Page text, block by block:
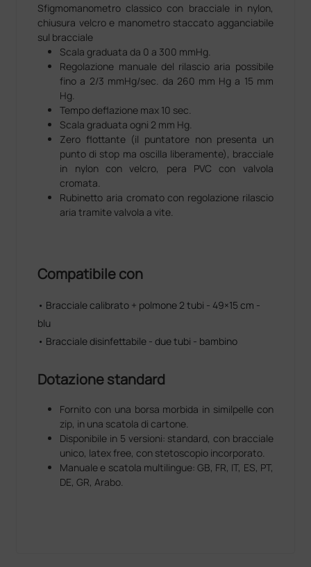
Sfigmomanometro classico con bracciale in nylon,
chiusura velcro e manometro staccato agganciabile
sul bracciale
Scala graduata da 0 a 300 mmHg.
Regolazione manuale del rilascio aria possibile
fino a 2/3 mmHg/sec. da 260 mm Hg a 15 mm
Hg.
Tempo deflazione max 10 sec.
Scala graduata ogni 2 mm Hg.
Zero flottante (il puntatore non presenta un
punto di stop ma oscilla liberamente), bracciale
in nylon con velcro, pera PVC con valvola
cromata.
Rubinetto aria cromato con regolazione rilascio
aria tramite valvola a vite.
Compatibile con
• Bracciale calibrato + polmone 2 tubi - 49×15 cm -
blu
• Bracciale disinfettabile - due tubi - bambino
Dotazione standard
Fornito con una borsa morbida in similpelle con
zip, in una scatola di cartone.
Disponibile in 5 versioni: standard, con bracciale
unico, latex free, con stetoscopio incorporato.
Manuale e scatola multilingue: GB, FR, IT, ES, PT,
DE, GR, Arabo.